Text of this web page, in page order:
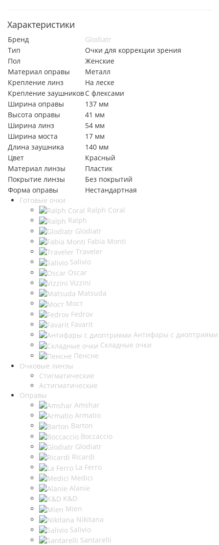
Характеристики
Бренд
Glodiatr
Тип
Очки для коррекции зрения
Пол
Женские
Материал оправы
Металл
Крепление линз
На леске
Крепление заушниковС флексами
Ширина оправы
137 мм
Высота оправы
41 мм
Ширина линз
54 мм
Ширина моста
17 мм
Длина заушника
140 мм
Цвет
Красный
Материал линзы
Пластик
Покрытие линзы
Без покрытий
Форма оправы
Нестандартная
Готовые очки
Ralph Coral
Ralph
Glodiatr
Fabia Monti
Traveler
Salivio
Oscar
Vizzini
Matsuda
Мост
Fedrov
Favarit
Антифары с диоптриями
Складные очки
Пенсне
Очковые линзы
Стигматические
Астигматические
Оправы
Amshar
Armatio
Barton
Boccaccio
Glodiatr
Ricardi
La Ferro
Medici
Alanie
K&D
Mien
Nikitana
Salivio
Santarelli